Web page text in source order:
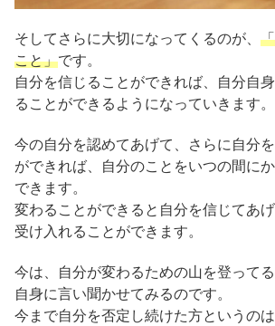
そしてさらに大切になってくるのが、
こと」です。
自分を信じることができれば、自分自
ることができるようになっていきます。
今の自分を認めてあげて、さらに自分
ができれば、自分のことをいつの間に
できます。
変わることができると自分を信じてあ
受け入れることができます。
今は、自分が変わるための山を登って
自身に言い聞かせてみるのです。
今まで自分を否定し続けた方というの